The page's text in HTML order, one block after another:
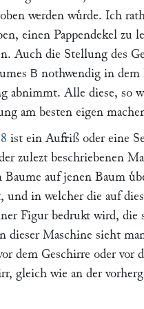
werden wuͤrde. Ich
einen Pappendekel zu
Auch die Stellung des
B nothwendig in dem
abnimmt. Alle diese, so
am besten eigen
ist ein Aufriß oder eine
zulezt beschriebenen
Baume auf jenen Baum
und in welcher die auf
Figur bedrukt wird, die
dieser Maschine sieht
dem Geschirre oder vor
gleich wie an der